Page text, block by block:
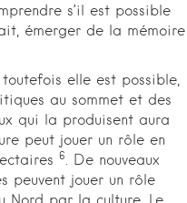
s’il est possible
émerger de la mémoire
elle est possible,
au sommet et des
qui la produisent aura
peut jouer un rôle en
6. De nouveaux
peuvent jouer un rôle